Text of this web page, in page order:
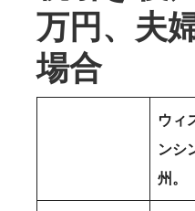
万円、夫
場合
ウィ
ンシ
州。